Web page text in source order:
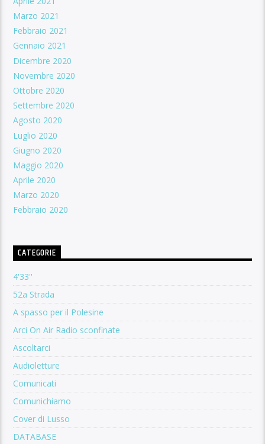
Marzo 2021
Febbraio 2021
Gennaio 2021
Dicembre 2020
Novembre 2020
Ottobre 2020
Settembre 2020
Agosto 2020
Luglio 2020
Giugno 2020
Maggio 2020
Aprile 2020
Marzo 2020
Febbraio 2020
CATEGORIE
4'33''
52a Strada
A spasso per il Polesine
Arci On Air Radio sconfinate
Ascoltarci
Audioletture
Comunicati
Comunichiamo
Cover di Lusso
DATABASE